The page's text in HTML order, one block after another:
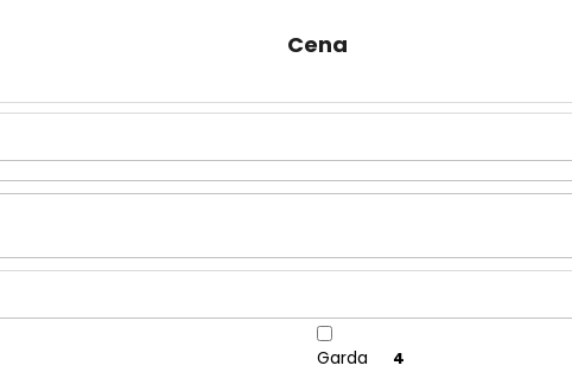
Cena
Garda 4